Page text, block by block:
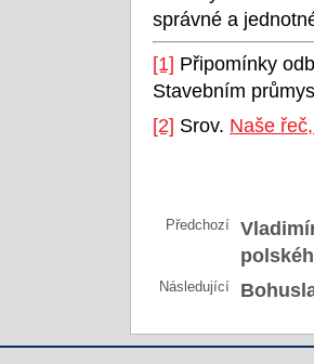
správné a
[1] Připomínky
Stavebním
[2] Srov. Naše
Předchozí
Následující